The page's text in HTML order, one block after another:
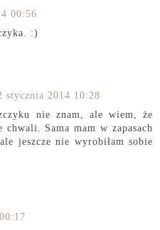
00:56
:)
stycznia 2014 10:28
nie znam, ale wiem, że
Sama mam w zapasach
jeszcze nie wyrobiłam sobie